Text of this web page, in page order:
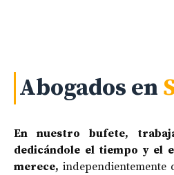
Abogados en
En nuestro bufete,
dedicándole el tiempo y el
merece, independientemente